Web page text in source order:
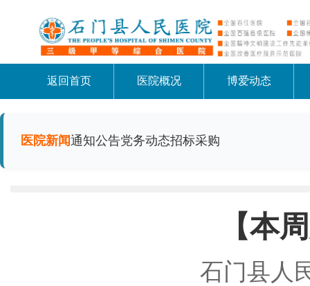
返回首页 医院概况 博爱动态
医院新闻通知公告党务动态招标采购
【本
石门县人